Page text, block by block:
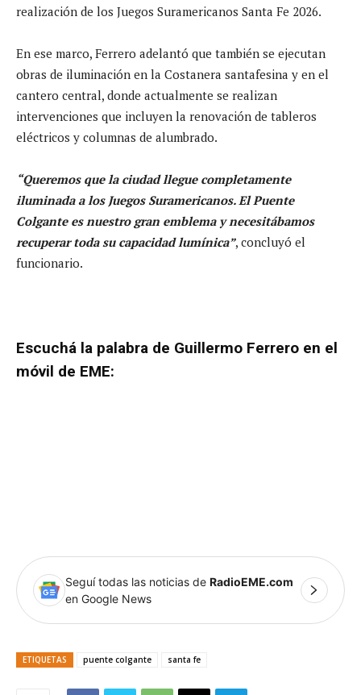
realización de los Juegos Suramericanos Santa Fe 2026.
En ese marco, Ferrero adelantó que también se ejecutan
obras de iluminación en la Costanera santafesina y en el
cantero central, donde actualmente se realizan
intervenciones que incluyen la renovación de tableros
eléctricos y columnas de alumbrado.
“Queremos que la ciudad llegue completamente
iluminada a los Juegos Suramericanos. El Puente
Colgante es nuestro gran emblema y necesitábamos
recuperar toda su capacidad lumínica”, concluyó el
funcionario.
Escuchá la palabra de Guillermo Ferrero en el
móvil de EME:
Seguí todas las noticias de RadioEME.com
en Google News
ETIQUETAS puente colgante santa fe